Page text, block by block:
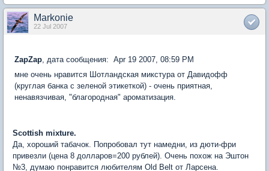
Markonie
22 Jul 2007
ZapZap, дата сообщения: Apr 19 2007, 08:59 PM
мне очень нравится Шотландская микстура от Давидофф
(круглая банка с зеленой этикеткой) - очень приятная,
ненавязчивая, "благородная" ароматизация.
Scottish mixture.
Да, хороший табачок. Попробовал тут намедни, из дюти-фри
привезли (цена 8 долларов=200 рублей). Очень похож на Эштон
№3, думаю понравится любителям Old Belt от Ларсена.